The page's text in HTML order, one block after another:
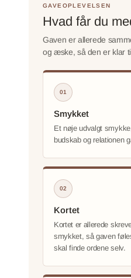
GAVEOPLEVELSEN
Hvad får du
Gaven er allerede
og æske, så den er klar
01
Smykket
Et nøje udvalgt
budskab og relationen
02
Kortet
Kortet er allerede
smykket, så gaven
skal finde ordene selv.